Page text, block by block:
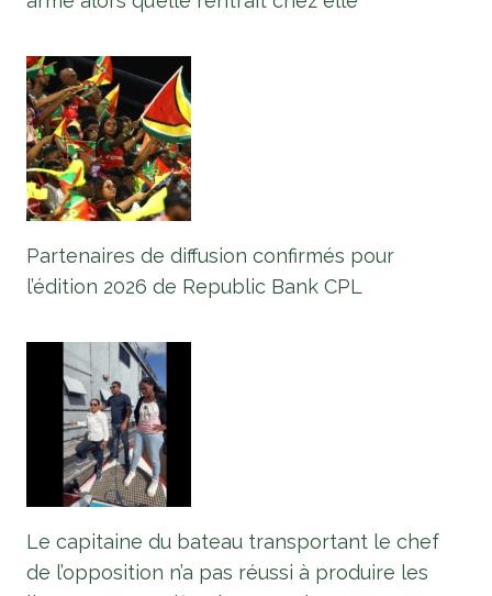
Partenaires de diffusion confirmés pour
l’édition 2026 de Republic Bank CPL
Le capitaine du bateau transportant le chef
de l’opposition n’a pas réussi à produire les